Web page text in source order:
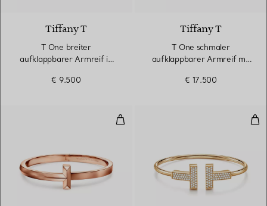
Tiffany T
T One breiter
aufklappbarer Armreif in
€ 9.500
Tiffany T
T One schmaler
aufklappbarer Armreif mit
€ 17.500
T One breiter aufklappbarer